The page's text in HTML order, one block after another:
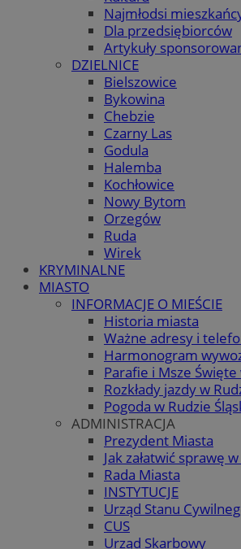
Najmłodsi
Dla przedsiębiorców
Artykuły
DZIELNICE
Bielszowice
Bykowina
Chebzie
Czarny Las
Godula
Halemba
Kochłowice
Nowy Bytom
Orzegów
Ruda
Wirek
KRYMINALNE
MIASTO
INFORMACJE O MIEŚCIE
Historia miasta
Ważne adresy i
Harmonogram
Parafie i Msze
Rozkłady jazdy w
Pogoda w Rudzie
ADMINISTRACJA
Prezydent Miasta
Jak załatwić sprawę
Rada Miasta
INSTYTUCJE
Urząd Stanu
CUS
Urząd Skarbowy